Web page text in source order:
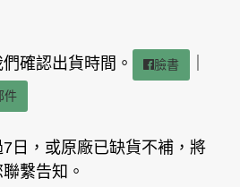
確認出貨時間。 臉書
件
日，或原廠已缺貨不補，將
繫告知。